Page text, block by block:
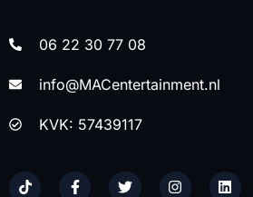
06 22 30 77 08
info@MACentertainment.nl
KVK: 57439117